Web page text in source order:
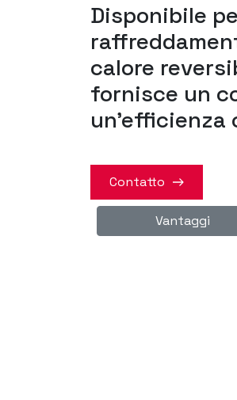
Disponibile
calore
fornisce un
un'efficienza
Contatto
Vantaggi